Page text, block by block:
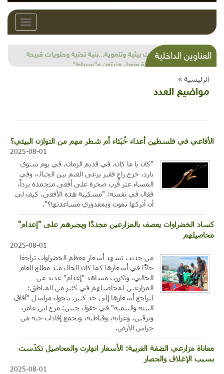
Toggle
العناوين الداخليةشذرات بيئية وتنموية...بنية تحتية وحلويات قبيحة
وحاكورة ونوبل وزيتون و"سيباط"
الرئيسية »
مواضيع العدد
الأفاعي في فلسطين أعداء خُبَثاء أم شطر مهم من التوازن البيئي؟
2025-08-01
"كان يا ما كان، في قديم الزمان، في يوم شتوي
بارد، خرج راعٍ فقير يرعى الغنم بين الجبال، وفي
المساء عثر قرب صخرة على أفعى متجمدة برداً،
فقال في نفسه: "مسكينة هذه الأفعى، كيف لي
أن أتركها تموت وبمقدوري مساعدتها؟".
كساد الخضراوات يعصف بالمزارعين مجددًا ويجبرهم على "إعدام"
محاصيلهم
2025-08-01
من جديد، تشهد أسعار معظم الخضراوات تراجعًا
حادًا في أسعارها كما كان الحال منذ مطلع العام
الحالي، وتكررت مشاهد "إعدام" عديد من
المزارعين لمحاصيلهم في كثير من المناطق؛
لتراجع أسعارها إلى حد كبير. يتجول مراسل "آفاق
البيئة والتنمية" في حقول جنين: مرج ابن عامر،
وبرقين، وعرابة، وقباطية، ويجمع إفادات حية من
حراس الأرض.
معاناة مزارعي الضفة الغربية: الأسعار انهارت والمحاصيل تكدّست
بسبب الإغلاق والحصار
2025-08-01